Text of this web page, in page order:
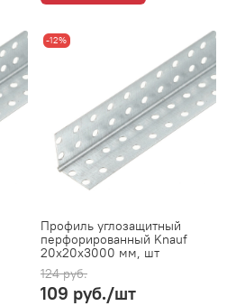
-12%
Профиль углозащитный
перфорированный Knauf
20х20х3000 мм, шт
124 руб.
109 руб./шт